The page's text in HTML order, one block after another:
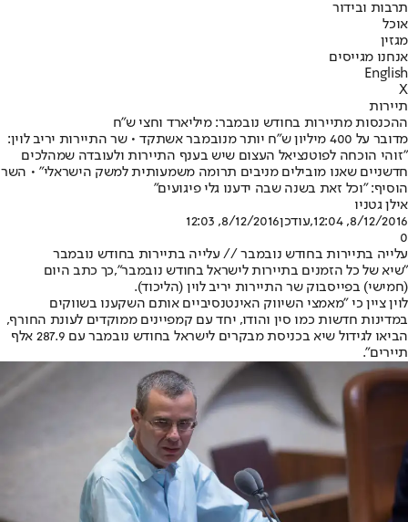
תרבות ובידור
אוכל
מגזין
אנחנו מגייסים
English
X
תיירות
ההכנסות מתיירות בחודש נובמבר: מיליארד וחצי ש"ח
מדובר על 400 מיליון ש"ח יותר מנובמבר אשתקד • שר התיירות יריב לוין:
"זוהי הוכחה לפוטנציאל העצום שיש בענף התיירות ולעובדה שמהלכים
חדשניים שאנו מובילים מניבים תרומה משמעותית למשק הישראלי" • השר
הוסיף: "וכל זאת בשנה שבה ידענו גלי פיגועים"
אילן גטניו
8/12/2016, 12:04
,עודכן8/12/2016, 12:03
0
עלייה בתיירות בחודש נובמבר // עלייה בתיירות בחודש נובמבר
"שיא של כל הזמנים בתיירות לישראל בחודש נובמבר",כך כתב היום
(חמישי) בפייסבוק שר התיירות יריב לוין (הליכוד).
לוין ציין כי "מאמצי השיווק האינטנסיביים אותם השקענו בשווקים
במדינות חדשות כמו סין והודו, יחד עם קמפיינים ממוקדים לעונת החורף,
הביאו לגידול שיא בכניסת מבקרים לישראל בחודש נובמבר עם 287.9 אלף
תיירים".